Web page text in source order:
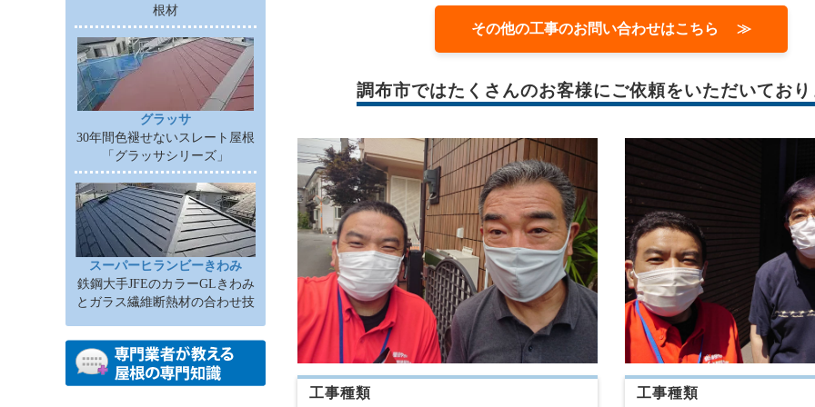
根材
グラッサ
30年間色褪せないスレート屋根
「グラッサシリーズ」
スーパーヒランビーきわみ
鉄鋼大手JFEのカラーGLきわみ
とガラス繊維断熱材の合わせ技
その他の工事のお問い合わせはこちら ≫
調布市ではたくさんのお客様にご依頼をいただいてお
工事種類 工事種類